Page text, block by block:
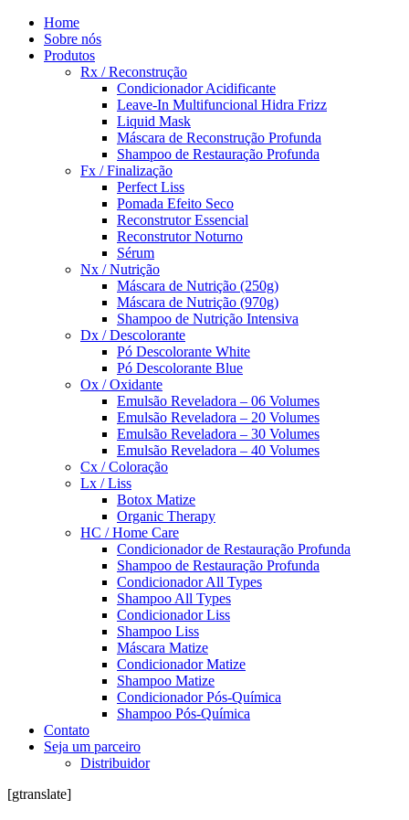
Home
Sobre nós
Produtos
Rx / Reconstrução
Condicionador Acidificante
Leave-In Multifuncional Hidra Frizz
Liquid Mask
Máscara de Reconstrução Profunda
Shampoo de Restauração Profunda
Fx / Finalização
Perfect Liss
Pomada Efeito Seco
Reconstrutor Essencial
Reconstrutor Noturno
Sérum
Nx / Nutrição
Máscara de Nutrição (250g)
Máscara de Nutrição (970g)
Shampoo de Nutrição Intensiva
Dx / Descolorante
Pó Descolorante White
Pó Descolorante Blue
Ox / Oxidante
Emulsão Reveladora – 06 Volumes
Emulsão Reveladora – 20 Volumes
Emulsão Reveladora – 30 Volumes
Emulsão Reveladora – 40 Volumes
Cx / Coloração
Lx / Liss
Botox Matize
Organic Therapy
HC / Home Care
Condicionador de Restauração Profunda
Shampoo de Restauração Profunda
Condicionador All Types
Shampoo All Types
Condicionador Liss
Shampoo Liss
Máscara Matize
Condicionador Matize
Shampoo Matize
Condicionador Pós-Química
Shampoo Pós-Química
Contato
Seja um parceiro
Distribuidor
[gtranslate]